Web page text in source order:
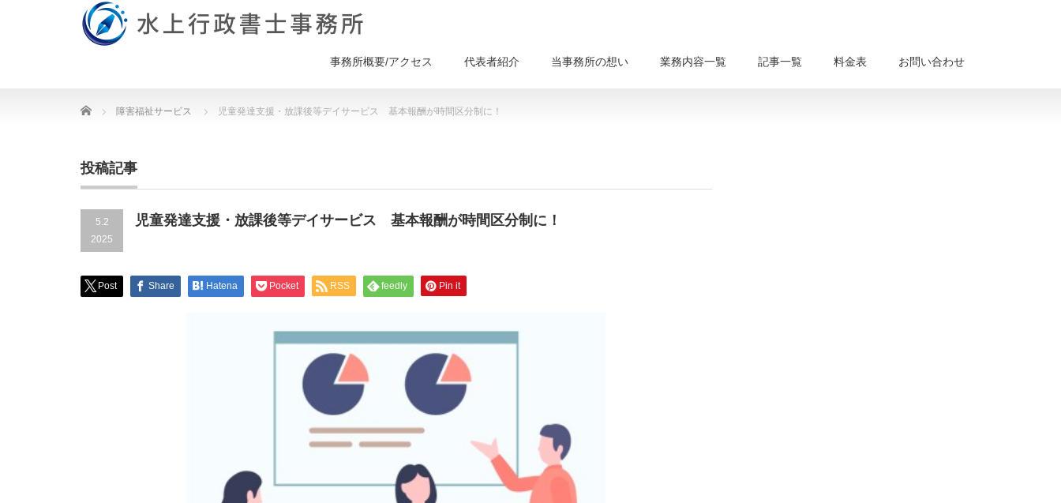
事務所概要/アクセス 代表者紹介 当事務所の想い 業務内容一覧 記事一覧 料金表 お問い合わせ
Home 障害福祉サービス 児童発達支援・放課後等デイサービス 基本報酬が時間区分制に！
投稿記事
5.2
2025
児童発達支援・放課後等デイサービス 基本報酬が時間区分制に！
Post Share Hatena Pocket RSS feedly Pin it